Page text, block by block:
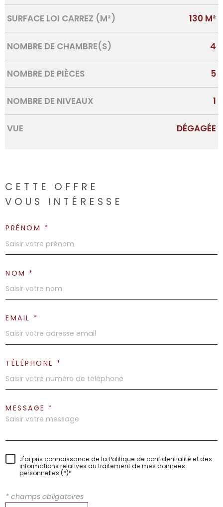
SURFACE LOI CARREZ (M²) 130 M²
NOMBRE DE CHAMBRE(S) 4
NOMBRE DE PIÈCES 5
NOMBRE DE NIVEAUX 1
VUE DÉGAGÉE
CETTE OFFRE
VOUS INTÉRESSE
PRÉNOM *
NOM *
EMAIL *
TÉLÉPHONE *
MESSAGE *
J'ai pris connaissance de la Politique de confidentialité et des
informations relatives au traitement de mes données
personnelles (*)*
* champs obligatoires